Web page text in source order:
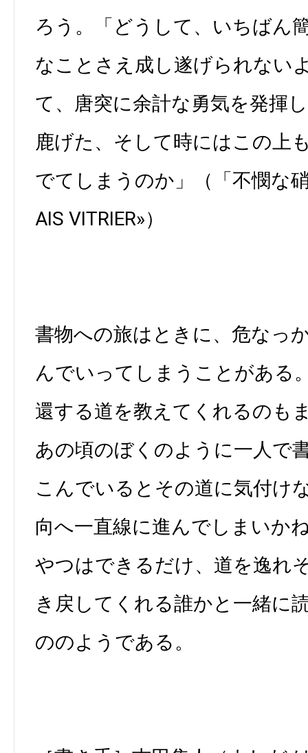
ろう。「どうして、いちばん
なことさえ成し遂げられない
て、唐突に余計な勇気を発揮
鹿げた、そして時にはこの上
でてしまうのか」（「不憫な
AIS VITRIER»）
書物への旅はときに、危なっ
んでいってしまうことがある
還する道を教えてくれるのも
あの頃のぼくのように一人で
こんでいるとその道に気付け
向へ一直線に進んでしまいか
やつはできるだけ、道を逸れ
き戻してくれる誰かと一緒に
ののようである。